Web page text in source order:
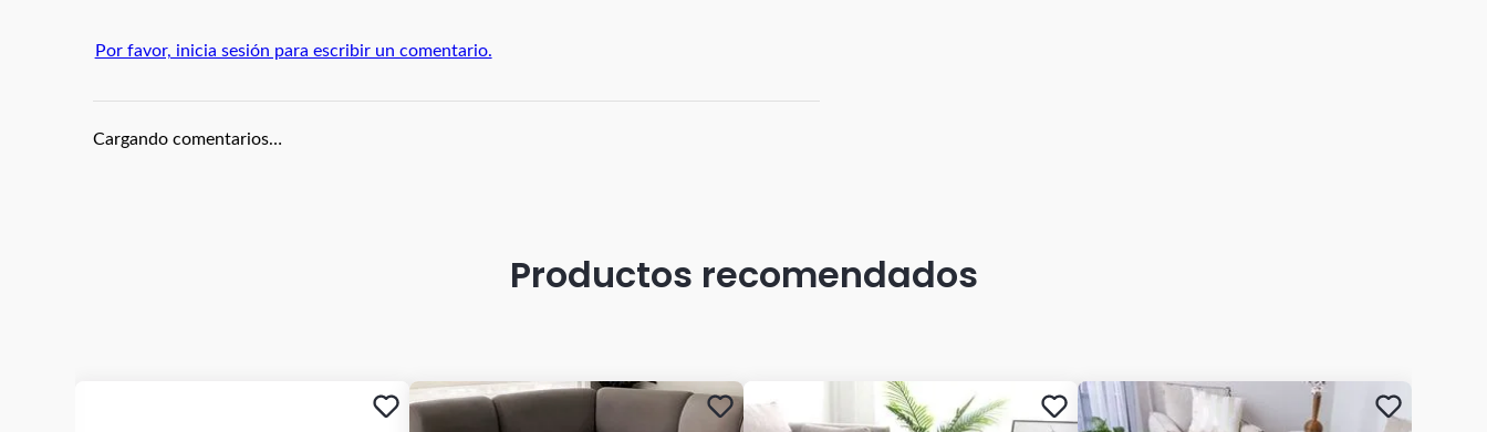
Por favor, inicia sesión para escribir un comentario.
Cargando comentarios…
Productos recomendados